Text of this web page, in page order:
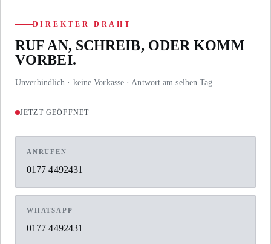
DIREKTER DRAHT
RUF AN, SCHREIB, ODER KOMM
VORBEI.
Unverbindlich · keine Vorkasse · Antwort am selben Tag
JETZT GEÖFFNET
ANRUFEN
0177 4492431
WHATSAPP
0177 4492431